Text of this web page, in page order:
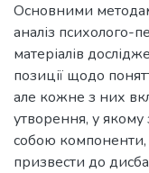
Основними
аналіз психолого-
матеріалів
позиції щодо
але кожне з них
утворення, у якому
собою компоненти,
призвести до